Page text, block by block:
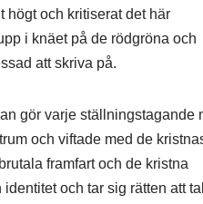
högt och kritiserat det här
i knäet på de rödgröna och
att skriva på.
gör varje ställningstagande
och viftade med de
framfart och de kristna
och tar sig rätten att